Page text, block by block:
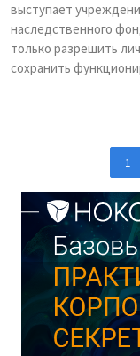
выступает
наследственного
только разрешить
сохранить
1